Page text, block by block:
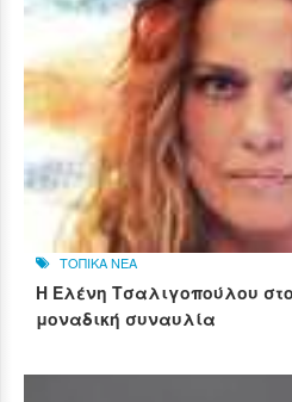
ΤΟΠΙΚΑ ΝΕΑ
Η Ελένη Τσαλιγοπούλου
μοναδική συναυλία